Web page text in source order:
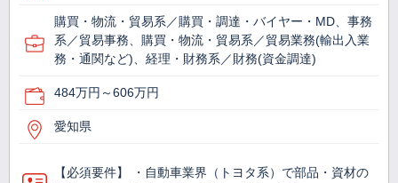
購買・物流・貿易系／購買・調達・バイヤー・MD、事務
系／貿易事務、購買・物流・貿易系／貿易業務(輸出入業
務・通関など)、経理・財務系／財務(資金調達)
484万円～606万円
愛知県
【必須要件】 ・自動車業界（トヨタ系）で部品・資材の